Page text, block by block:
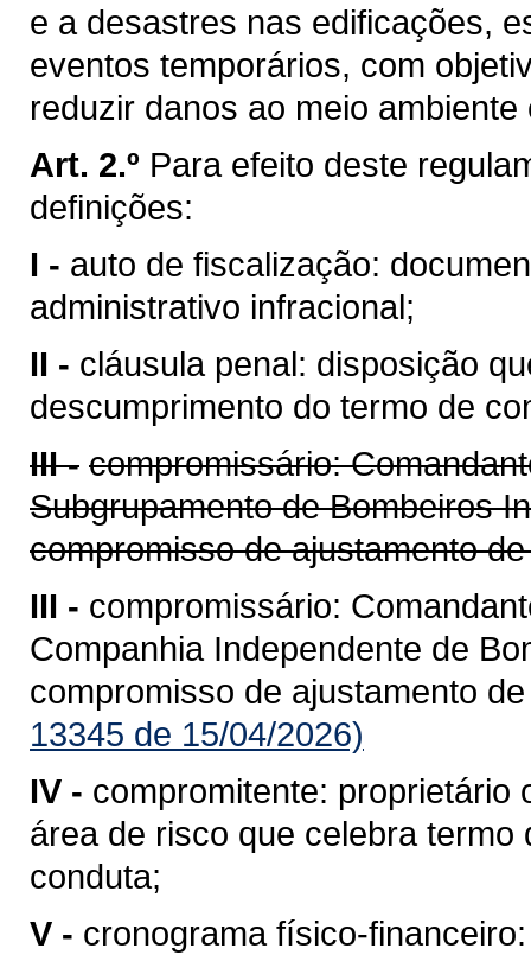
e a desastres nas edificações,
eventos temporários, com
reduzir danos ao meio
Art. 2.º Para efeito deste
definições:
I - auto de fiscalização:
administrativo infracional;
II - cláusula penal: disposição
descumprimento do termo de
III - compromissário:
Subgrupamento de Bombeiros
compromisso de ajustamento
III - compromissário:
Companhia Independente de
compromisso de ajustamento
13345 de 15/04/2026)
IV - compromitente: proprietário
área de risco que celebra
conduta;
V - cronograma físico-